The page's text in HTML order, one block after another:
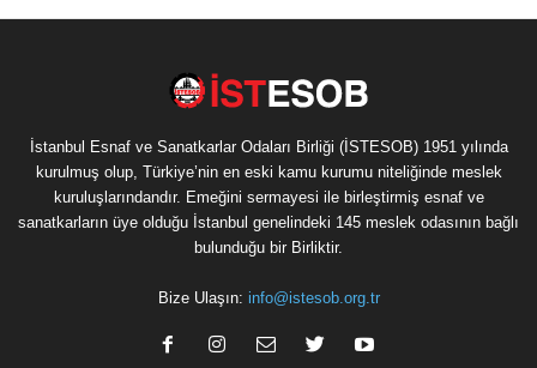
İstanbul Esnaf ve Sanatkarlar Odaları Birliği (İSTESOB) 1951 yılında
kurulmuş olup, Türkiye’nin en eski kamu kurumu niteliğinde meslek
kuruluşlarındandır. Emeğini sermayesi ile birleştirmiş esnaf ve
sanatkarların üye olduğu İstanbul genelindeki 145 meslek odasının bağlı
bulunduğu bir Birliktir.
Bize Ulaşın: info@istesob.org.tr